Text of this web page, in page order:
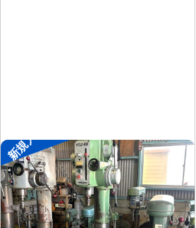
新規入荷
直立ボール盤
メーカー 森精機
形 式 YD2-55